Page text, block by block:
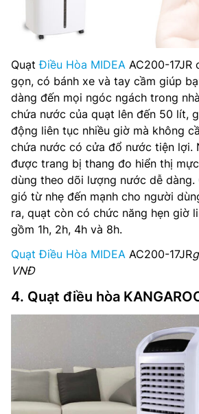
QuạtĐiều Hòa MIDEA AC200-17JR
gọn, có bánh xe và tay cầm giúp
dàng đến mọi ngóc ngách trong
chứa nước của quạt lên đến 50 lít,
động liên tục nhiều giờ mà không
chứa nước có cửa đổ nước tiện lợi.
được trang bị thang đo hiển thị
dùng theo dõi lượng nước dễ dàng.
gió từ nhẹ đến mạnh cho người
ra, quạt còn có chức năng hẹn giờ
gồm 1h, 2h, 4h và 8h.
Quạt Điều Hòa MIDEA AC200-17JR
VNĐ
4. Quạt điều hòa